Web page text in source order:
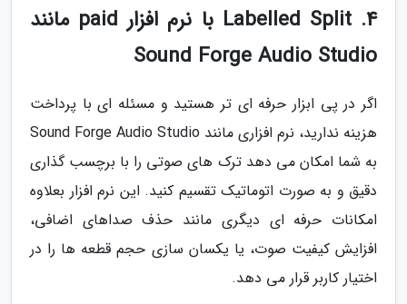
4. Labelled Split با نرم افزار paid مانند
Sound Forge Audio Studio
اگر در پی ابزار حرفه ای تر هستید و مسئله ای با پرداخت
هزینه ندارید، نرم افزاری مانند Sound Forge Audio Studio
به شما امکان می دهد ترک های صوتی را با برچسب گذاری
دقیق و به صورت اتوماتیک تقسیم کنید. این نرم افزار بعلاوه
امکانات حرفه ای دیگری مانند حذف صداهای اضافی،
افزایش کیفیت صوت، یا یکسان سازی حجم قطعه ها را در
اختیار کاربر قرار می دهد.